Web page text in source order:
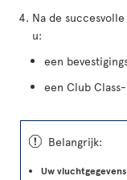
Na de
u:
een
een Club
ü Belangrijk:
Uw